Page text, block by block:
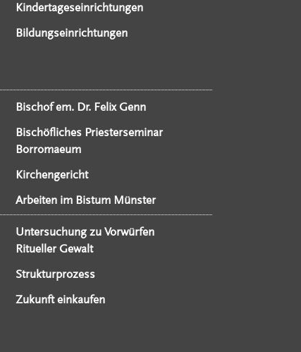
Kindertageseinrichtungen
Bildungseinrichtungen
Bischof em. Dr. Felix Genn
Bischöfliches Priesterseminar
Borromaeum
Kirchengericht
Arbeiten im Bistum Münster
Untersuchung zu Vorwürfen
Ritueller Gewalt
Strukturprozess
Zukunft einkaufen